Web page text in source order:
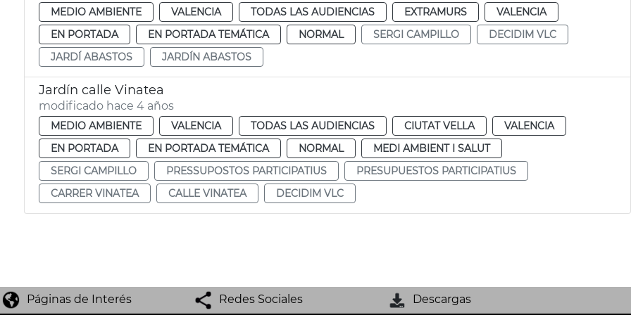
MEDIO AMBIENTE VALENCIA TODAS LAS AUDIENCIAS EXTRAMURS
VALENCIA
EN PORTADA
EN PORTADA TEMÁTICA NORMAL SERGI CAMPILLO
DECIDIM VLC
JARDÍ ABASTOS
JARDÍN ABASTOS
Jardín calle Vinatea
modificado hace 4 años
MEDIO AMBIENTE VALENCIA TODAS LAS AUDIENCIAS CIUTAT VELLA
VALENCIA
EN PORTADA
EN PORTADA TEMÁTICA NORMAL
MEDI AMBIENT I SALUT
SERGI CAMPILLO
PRESSUPOSTOS PARTICIPATIUS
PRESUPUESTOS PARTICIPATIUS
CARRER VINATEA
CALLE VINATEA DECIDIM VLC
Páginas de Interés Redes Sociales Descargas